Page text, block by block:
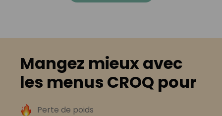
Mangez mieux avec
les menus CROQ pour
Perte de poids